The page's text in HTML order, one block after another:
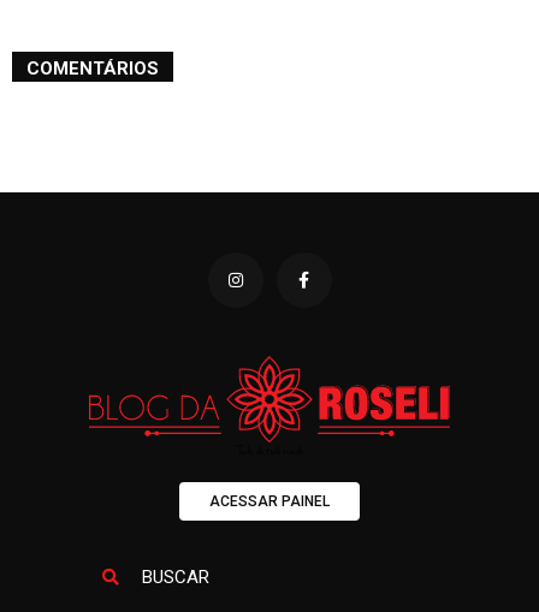
COMENTÁRIOS
ACESSAR PAINEL
BUSCAR